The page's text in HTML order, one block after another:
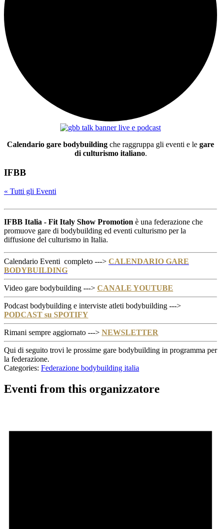
Calendario gare bodybuilding che raggruppa gli eventi e le gare
di culturismo italiano.
IFBB
« Tutti gli Eventi
IFBB Italia - Fit Italy Show Promotion è una federazione che
promuove gare di bodybuilding ed eventi culturismo per la
diffusione del culturismo in Italia.
Calendario Eventi completo ---> CALENDARIO GARE
BODYBUILDING
Video gare bodybuilding ---> CANALE YOUTUBE
Podcast bodybuilding e interviste atleti bodybuilding --->
PODCAST su SPOTIFY
Rimani sempre aggiornato ---> NEWSLETTER
Qui di seguito trovi le prossime gare bodybuilding in programma per
la federazione.
Categories: Federazione bodybuilding italia
Eventi from this organizzatore